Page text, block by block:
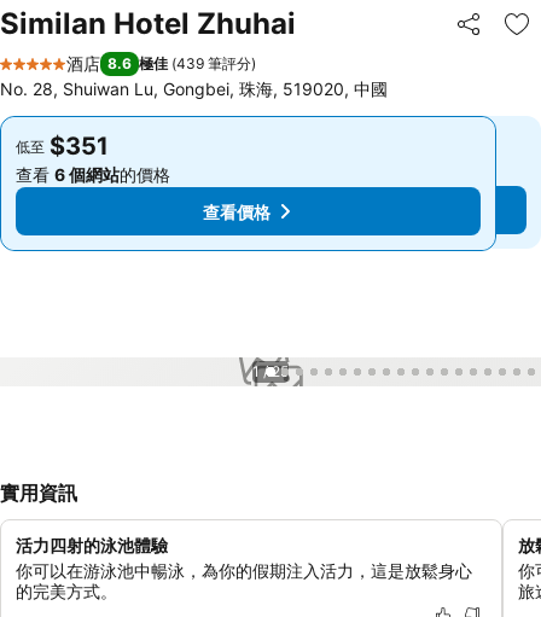
Similan Hotel Zhuhai 分享
放
5 星級
酒店 8.6 極佳 (439 筆評分)
No. 28, Shuiwan Lu, Gongbei, 珠海, 519020, 中國
低至 $351
查看 6 個網站的價格
查看價格
低至 $351
查看 6 個網站的價格
查看價格
1 / 25
實用資訊
活力四射的泳池體驗
你可以在游泳池中暢泳，為你的假期注入活力，這是放鬆身心
的完美方式。
放
你
旅